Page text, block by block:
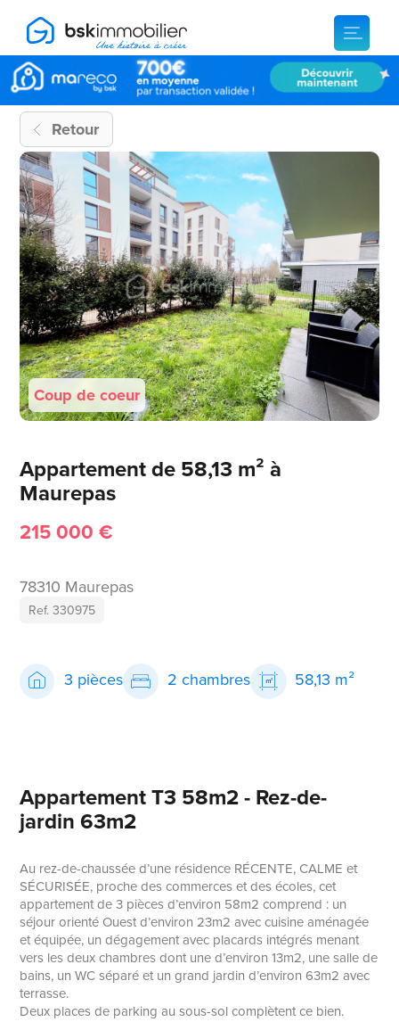
Retour
Coup de coeur
Appartement de 58,13 m² à
Maurepas
215 000 €
78310 Maurepas
Ref. 330975
3 pièces 2 chambres 58,13 m²
Appartement T3 58m2 - Rez-de-
jardin 63m2
Au rez-de-chaussée d’une résidence RÉCENTE, CALME et
SÉCURISÉE, proche des commerces et des écoles, cet
appartement de 3 pièces d’environ 58m2 comprend : un
séjour orienté Ouest d’environ 23m2 avec cuisine aménagée
et équipée, un dégagement avec placards intégrés menant
vers les deux chambres dont une d’environ 13m2, une salle de
bains, un WC séparé et un grand jardin d’environ 63m2 avec
terrasse.
Deux places de parking au sous-sol complètent ce bien.